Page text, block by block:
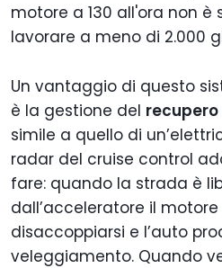
motore a 130 all'ora non
lavorare a meno di 2.000
Un vantaggio di questo
è la gestione del recupero
simile a quello di
radar del cruise control
fare: quando la strada è
dall’acceleratore il
disaccoppiarsi e l’auto
veleggiamento. Quando